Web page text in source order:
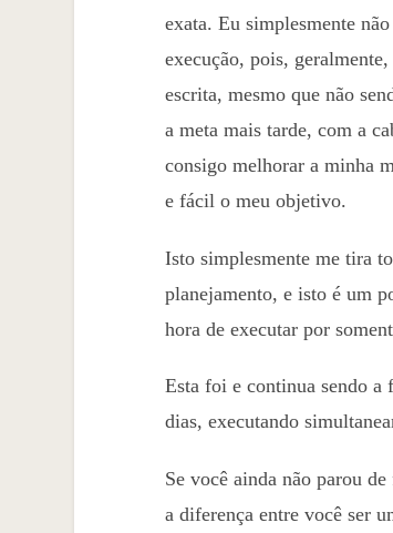
exata. Eu simplesmente
execução, pois,
escrita, mesmo que não
a meta mais tarde, com a
consigo melhorar a minha
e fácil o meu objetivo.
Isto simplesmente me tira
planejamento, e isto é um
hora de executar por
Esta foi e continua sendo a
dias, executando
Se você ainda não parou
a diferença entre você ser